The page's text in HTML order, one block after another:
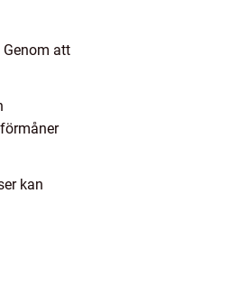
att
kan